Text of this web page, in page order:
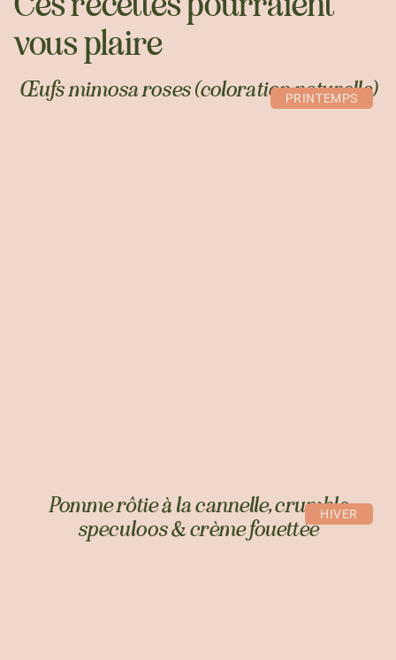
vous plaire
PRINTEMPS
Œufs mimosa roses (coloration naturelle)
HIVER
Pomme rôtie à la cannelle, crumble
speculoos & crème fouettée